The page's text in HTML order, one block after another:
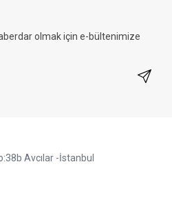
olmak için e-bültenimize
Kayıt
Avcılar -İstanbul